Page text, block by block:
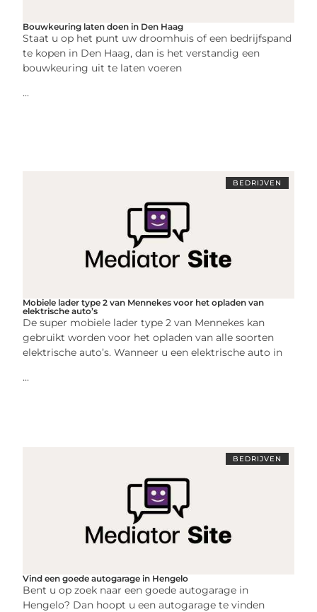
Bouwkeuring laten doen in Den Haag
Staat u op het punt uw droomhuis of een bedrijfspand
te kopen in Den Haag, dan is het verstandig een
bouwkeuring uit te laten voeren
...
BEDRIJVEN
Mobiele lader type 2 van Mennekes voor het opladen van
elektrische auto’s
De super mobiele lader type 2 van Mennekes kan
gebruikt worden voor het opladen van alle soorten
elektrische auto’s. Wanneer u een elektrische auto in
...
BEDRIJVEN
Vind een goede autogarage in Hengelo
Bent u op zoek naar een goede autogarage in
Hengelo? Dan hoopt u een autogarage te vinden